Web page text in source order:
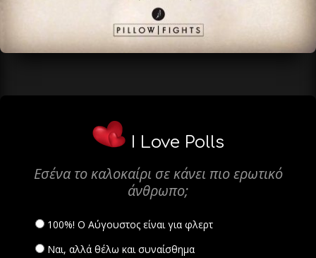
I Love Polls
Εσένα το καλοκαίρι σε κάνει πιο ερωτικό
άνθρωπο;
100%! Ο Αύγουστος είναι για φλερτ
Ναι, αλλά θέλω και συναίσθημα